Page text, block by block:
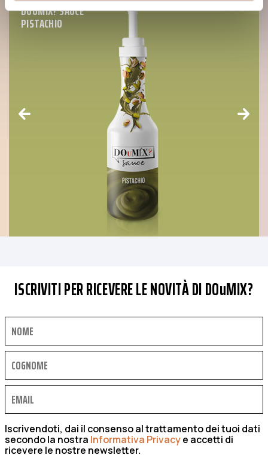
DOUMIX? SAUCE
PISTACHIO
ISCRIVITI PER RICEVERE LE NOVITÀ DI DOuMIX?
Iscrivendoti, dai il consenso al trattamento dei tuoi dati
secondo la nostra Informativa Privacye accetti di
ricevere le nostre newsletter.